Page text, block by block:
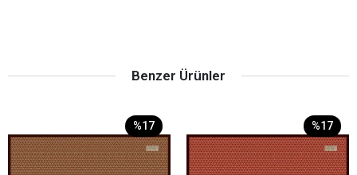
Benzer Ürünler
%17 %17